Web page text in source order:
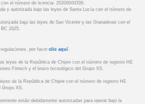
el número de licencia: 20200000339.
y autorizada bajo las leyes de Santa Lucía con el número de
bajo las leyes de San Vicente y las Granadinas con el
2025.
por favor clic aquí .
leyes de la República de Chipre con el número de registro HE
Fintech y el brazo tecnológico del Grupo XS.
de la República de Chipre con el número de registro HE
Grupo XS.
están debidamente autorizadas para operar bajo la